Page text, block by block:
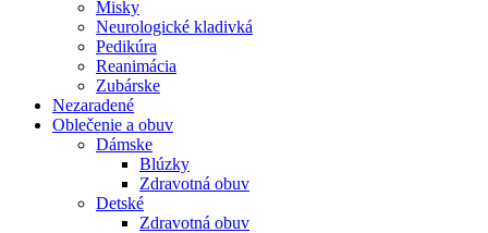
Misky
Neurologické kladivká
Pedikúra
Reanimácia
Zubárske
Nezaradené
Oblečenie a obuv
Dámske
Blúzky
Zdravotná obuv
Detské
Zdravotná obuv